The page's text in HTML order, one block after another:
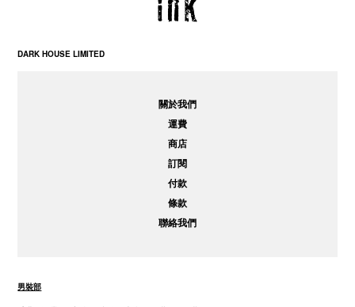
DARK HOUSE LIMITED
關於我們
運費
商店
訂閱
付款
條款
聯絡我們
男裝部